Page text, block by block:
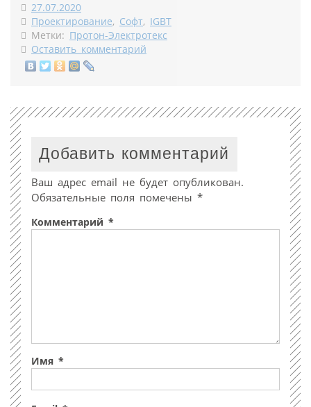
27.07.2020
Проектирование, Софт, IGBT
Метки: Протон-Электротекс
Оставить комментарий
Добавить комментарий
Ваш адрес email не будет опубликован.
Обязательные поля помечены *
Комментарий *
Имя *